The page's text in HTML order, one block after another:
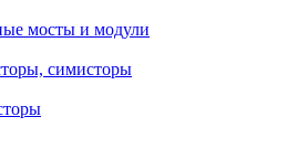
мосты и модули
симисторы